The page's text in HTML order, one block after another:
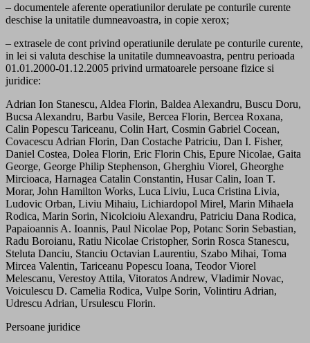
– documentele aferente operatiunilor derulate pe conturile curente
deschise la unitatile dumneavoastra, in copie xerox;
– extrasele de cont privind operatiunile derulate pe conturile curente,
in lei si valuta deschise la unitatile dumneavoastra, pentru perioada
01.01.2000-01.12.2005 privind urmatoarele persoane fizice si
juridice:
Adrian Ion Stanescu, Aldea Florin, Baldea Alexandru, Buscu Doru,
Bucsa Alexandru, Barbu Vasile, Bercea Florin, Bercea Roxana,
Calin Popescu Tariceanu, Colin Hart, Cosmin Gabriel Cocean,
Covacescu Adrian Florin, Dan Costache Patriciu, Dan I. Fisher,
Daniel Costea, Dolea Florin, Eric Florin Chis, Epure Nicolae, Gaita
George, George Philip Stephenson, Gherghiu Viorel, Gheorghe
Mircioaca, Harnagea Catalin Constantin, Husar Calin, Ioan T.
Morar, John Hamilton Works, Luca Liviu, Luca Cristina Livia,
Ludovic Orban, Liviu Mihaiu, Lichiardopol Mirel, Marin Mihaela
Rodica, Marin Sorin, Nicolcioiu Alexandru, Patriciu Dana Rodica,
Papaioannis A. Ioannis, Paul Nicolae Pop, Potanc Sorin Sebastian,
Radu Boroianu, Ratiu Nicolae Cristopher, Sorin Rosca Stanescu,
Steluta Danciu, Stanciu Octavian Laurentiu, Szabo Mihai, Toma
Mircea Valentin, Tariceanu Popescu Ioana, Teodor Viorel
Melescanu, Verestoy Attila, Vitoratos Andrew, Vladimir Novac,
Voiculescu D. Camelia Rodica, Vulpe Sorin, Volintiru Adrian,
Udrescu Adrian, Ursulescu Florin.
Persoane juridice